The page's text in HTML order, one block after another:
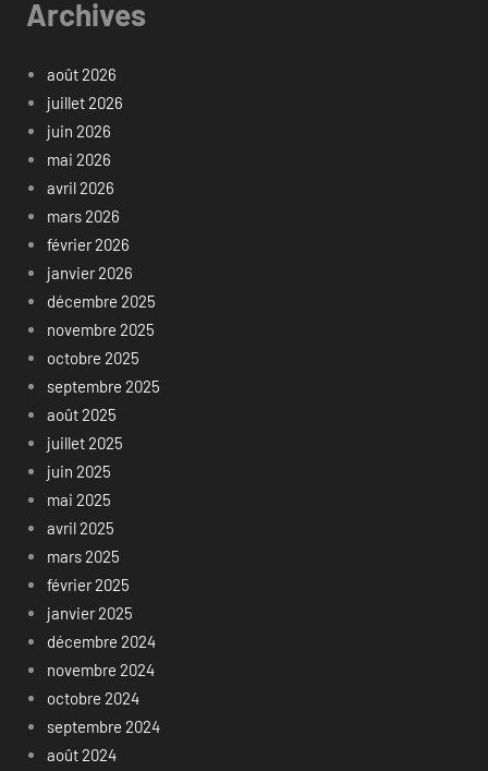
Archives
août 2026
juillet 2026
juin 2026
mai 2026
avril 2026
mars 2026
février 2026
janvier 2026
décembre 2025
novembre 2025
octobre 2025
septembre 2025
août 2025
juillet 2025
juin 2025
mai 2025
avril 2025
mars 2025
février 2025
janvier 2025
décembre 2024
novembre 2024
octobre 2024
septembre 2024
août 2024